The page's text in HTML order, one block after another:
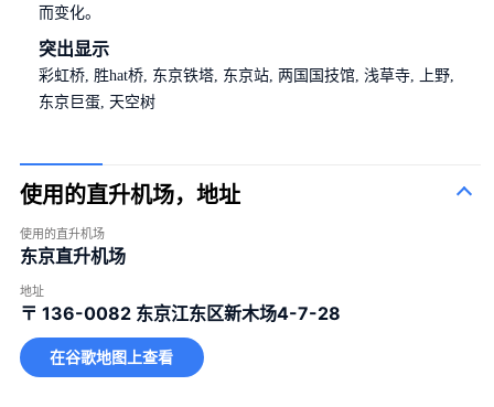
而变化。
突出显示
彩虹桥, 胜hat桥, 东京铁塔, 东京站, 两国国技馆, 浅草寺, 上野,
东京巨蛋, 天空树
使用的直升机场，地址
使用的直升机场
东京直升机场
地址
〒 136-0082 东京江东区新木场4-7-28
在谷歌地图上查看